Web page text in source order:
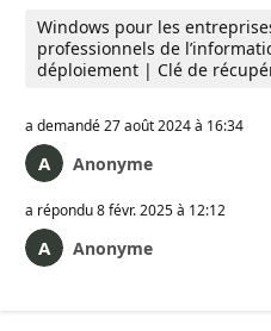
Windows pour les
professionnels de
déploiement | Clé de
a demandé27 août 2024 à 16:34
Anonyme
a répondu8 févr. 2025 à 12:12
Anonyme